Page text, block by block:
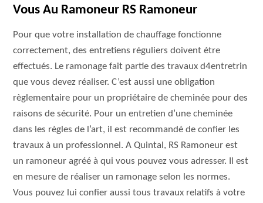
Vous Au Ramoneur RS Ramoneur
Pour que votre installation de chauffage fonctionne
correctement, des entretiens réguliers doivent étre
effectués. Le ramonage fait partie des travaux d4entretrin
que vous devez réaliser. C’est aussi une obligation
règlementaire pour un propriétaire de cheminée pour des
raisons de sécurité. Pour un entretien d’une cheminée
dans les règles de l’art, il est recommandé de confier les
travaux à un professionnel. A Quintal, RS Ramoneur est
un ramoneur agréé à qui vous pouvez vous adresser. Il est
en mesure de réaliser un ramonage selon les normes.
Vous pouvez lui confier aussi tous travaux relatifs à votre